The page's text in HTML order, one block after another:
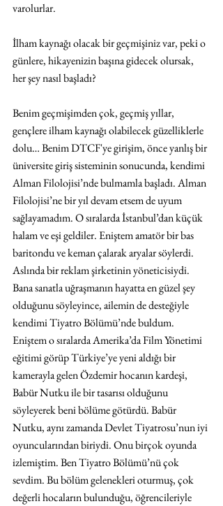
varolurlar.
İlham kaynağı olacak bir geçmişiniz var, peki o
günlere, hikayenizin başına gidecek olursak,
her şey nasıl başladı?
Benim geçmişimden çok, geçmiş yıllar,
gençlere ilham kaynağı olabilecek güzelliklerle
dolu… Benim DTCF'ye girişim, önce yanlış bir
üniversite giriş sisteminin sonucunda, kendimi
Alman Filolojisi’nde bulmamla başladı. Alman
Filolojisi’ne bir yıl devam etsem de uyum
sağlayamadım. O sıralarda İstanbul’dan küçük
halam ve eşi geldiler. Eniştem amatör bir bas
baritondu ve keman çalarak aryalar söylerdi.
Aslında bir reklam şirketinin yöneticisiydi.
Bana sanatla uğraşmanın hayatta en güzel şey
olduğunu söyleyince, ailemin de desteğiyle
kendimi Tiyatro Bölümü’nde buldum.
Eniştem o sıralarda Amerika’da Film Yönetimi
eğitimi görüp Türkiye’ye yeni aldığı bir
kamerayla gelen Özdemir hocanın kardeşi,
Babür Nutku ile bir tasarısı olduğunu
söyleyerek beni bölüme götürdü. Babür
Nutku, aynı zamanda Devlet Tiyatrosu’nun iyi
oyuncularından biriydi. Onu birçok oyunda
izlemiştim. Ben Tiyatro Bölümü’nü çok
sevdim. Bu bölüm gelenekleri oturmuş, çok
değerli hocaların bulunduğu, öğrencileriyle